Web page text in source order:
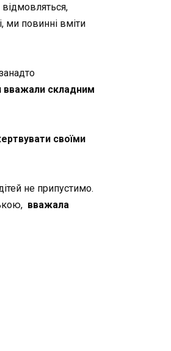
відмовляться,
ми повинні вміти
вважали складним
своїми
не припустимо.
вважала